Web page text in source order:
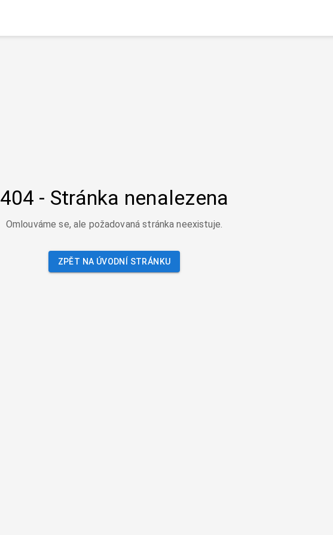
404 - Stránka nenalezena
Omlouváme se, ale požadovaná stránka neexistuje.
ZPĚT NA ÚVODNÍ STRÁNKU